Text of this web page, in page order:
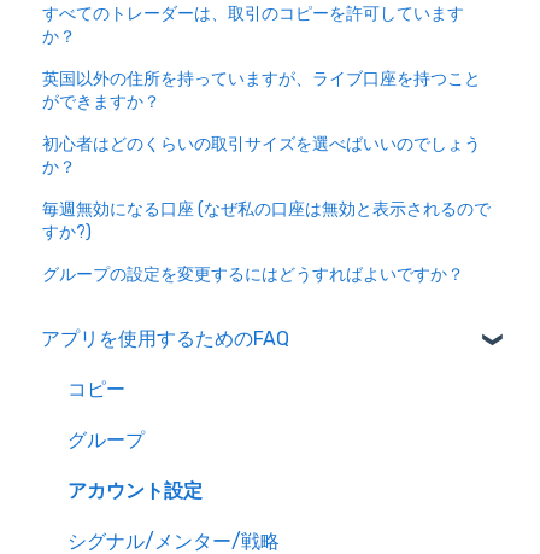
すべてのトレーダーは、取引のコピーを許可しています
か？
英国以外の住所を持っていますが、ライブ口座を持つこと
ができますか？
初心者はどのくらいの取引サイズを選べばいいのでしょう
か？
毎週無効になる口座 (なぜ私の口座は無効と表示されるので
すか?)
グループの設定を変更するにはどうすればよいですか？
アプリを使用するためのFAQ
コピー
グループ
アカウント設定
シグナル/メンター/戦略